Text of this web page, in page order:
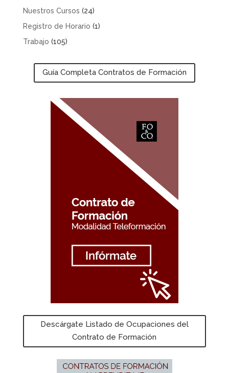
Nuestros Cursos (24)
Registro de Horario (1)
Trabajo (105)
Guía Completa Contratos de Formación
Descárgate Listado de Ocupaciones del
Contrato de Formación